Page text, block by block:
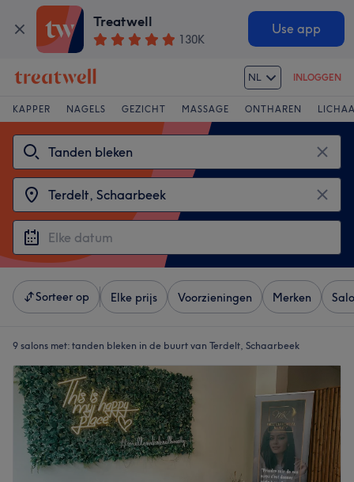
Treatwell
130K
Use app
NL INLOGGEN
KAPPER NAGELS GEZICHT MASSAGE ONTHAREN
Sorteer op Elke prijs Voorzieningen Merken
9 salons met: tanden bleken in de buurt van Terdelt, Schaarbeek